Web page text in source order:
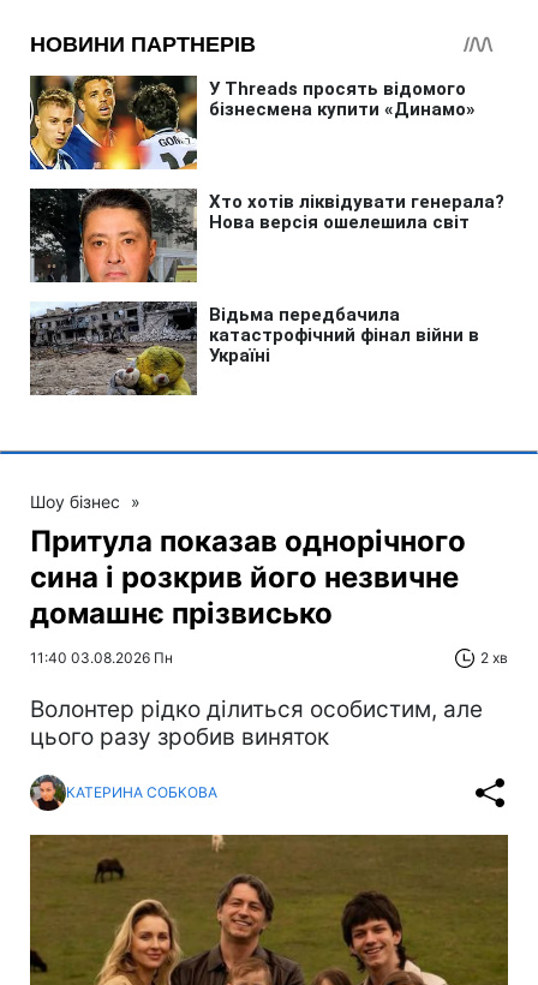
Шоу бізнес »
Притула показав однорічного
сина і розкрив його незвичне
домашнє прізвисько
11:40 03.08.2026 Пн 2 хв
Волонтер рідко ділиться особистим, але
цього разу зробив виняток
КАТЕРИНА СОБКОВА